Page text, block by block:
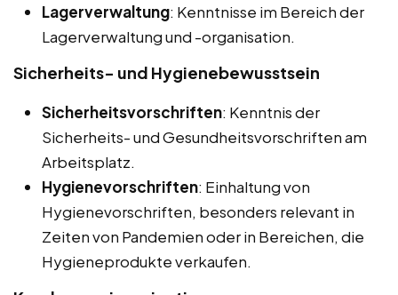
Lagerverwaltung: Kenntnisse im Bereich der
Lagerverwaltung und -organisation.
Sicherheits- und Hygienebewusstsein
Sicherheitsvorschriften: Kenntnis der
Sicherheits- und Gesundheitsvorschriften am
Arbeitsplatz.
Hygienevorschriften: Einhaltung von
Hygienevorschriften, besonders relevant in
Zeiten von Pandemien oder in Bereichen, die
Hygieneprodukte verkaufen.